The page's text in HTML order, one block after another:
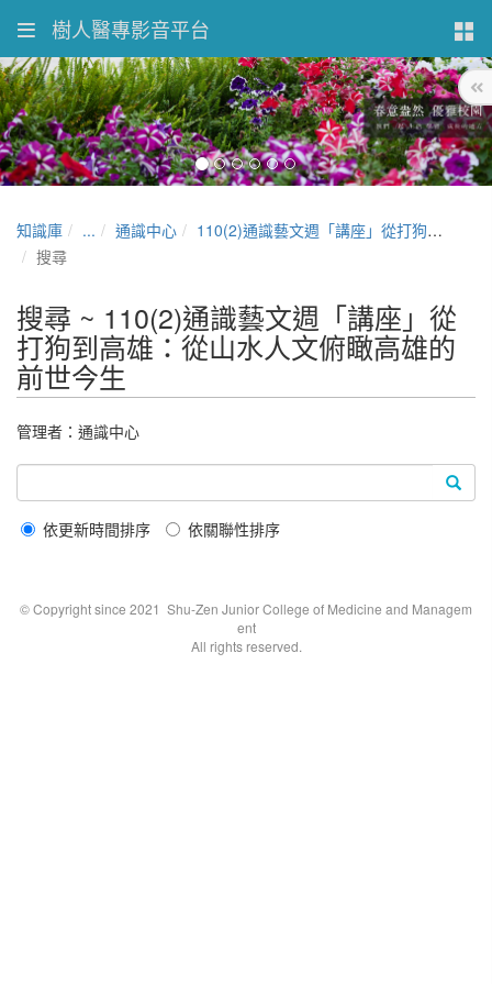
樹人醫專影音平台
知識庫 ... 通識中心
110(2)通識藝文週「講座」從打狗到高雄：從山水人文俯瞰高雄的前世今生
搜尋
搜尋 ~ 110(2)通識藝文週「講座」從
打狗到高雄：從山水人文俯瞰高雄的
前世今生
管理者：通識中心
依更新時間排序 依關聯性排序
© Copyright since 2021 Shu-Zen Junior College of Medicine and Managem
ent
All rights reserved.